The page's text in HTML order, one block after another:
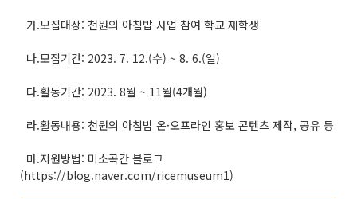
가.모집대상: 천원의 아침밥 사업 참여 학교 재학생
나.모집기간: 2023. 7. 12.(수) ~ 8. 6.(일)
다.활동기간: 2023. 8월 ~ 11월(4개월)
라.활동내용: 천원의 아침밥 온·오프라인 홍보 콘텐츠 제작, 공유 등
마.지원방법: 미소곡간 블로그
(https://blog.naver.com/ricemuseum1)